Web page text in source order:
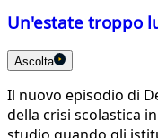
Un'estate troppo
Ascolta
Il nuovo episodio di
della crisi scolastica